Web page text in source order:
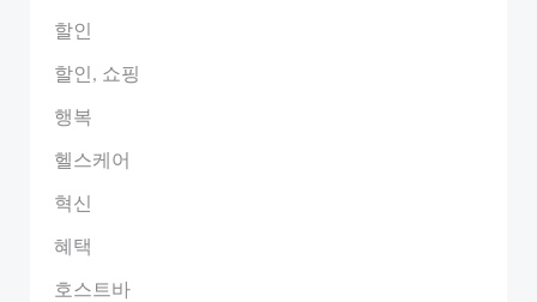
할인
할인, 쇼핑
행복
헬스케어
혁신
혜택
호스트바